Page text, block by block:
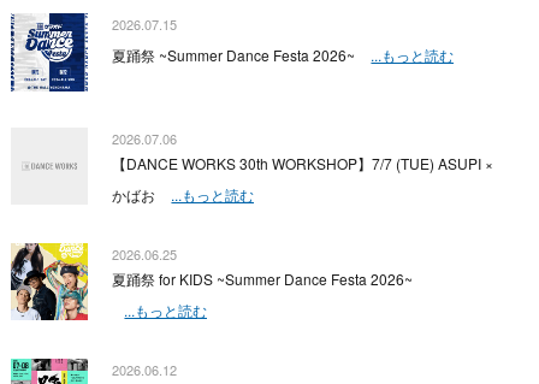
2026.07.15
夏踊祭 ~Summer Dance Festa 2026~ ...もっと読む
2026.07.06
【DANCE WORKS 30th WORKSHOP】7/7 (TUE) ASUPI ×
かばお
...もっと読む
2026.06.25
夏踊祭 for KIDS ~Summer Dance Festa 2026~
...もっと読む
2026.06.12